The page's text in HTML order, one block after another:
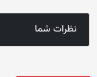
نظرات شما